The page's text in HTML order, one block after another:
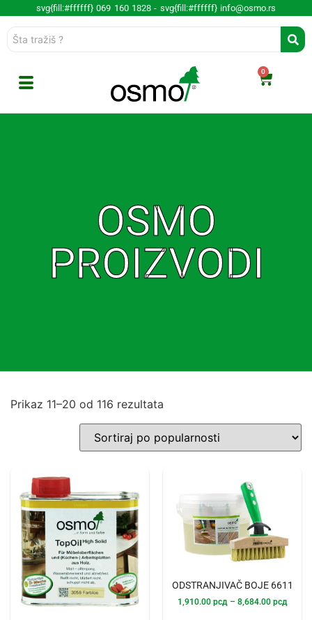
svg{fill:#ffffff} 069 160 1828 - svg{fill:#ffffff} info@osmo.rs
0
OSMO
PROIZVODI
Prikaz 11–20 od 116 rezultata
ODSTRANJIVAČ BOJE 6611
1,910.00 рсд – 8,684.00 рсд